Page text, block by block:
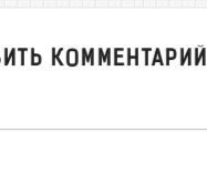
КОММЕНТАРИЙ